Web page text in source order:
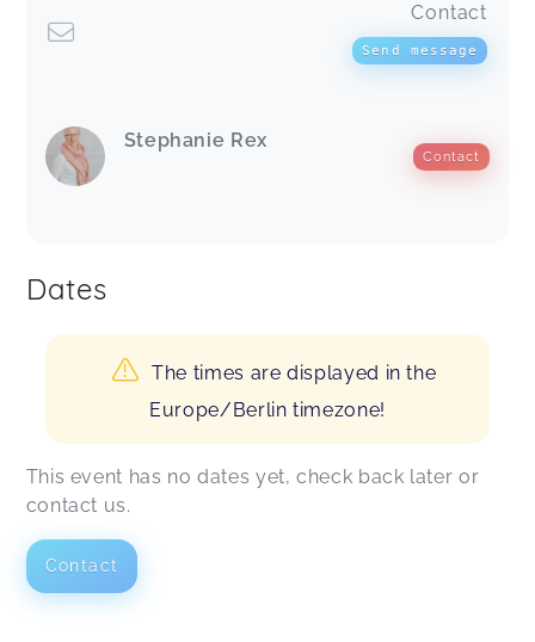
Contact
Send message
Stephanie Rex
Contact
Dates
The times are displayed in the
Europe/Berlin timezone!
This event has no dates yet, check back later or
contact us.
Contact